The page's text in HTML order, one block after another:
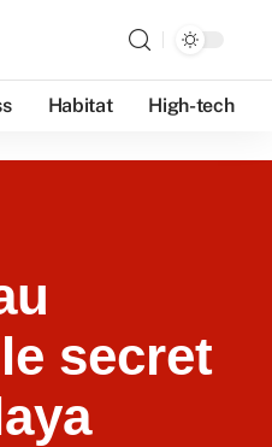
Habitat High-tech
secret